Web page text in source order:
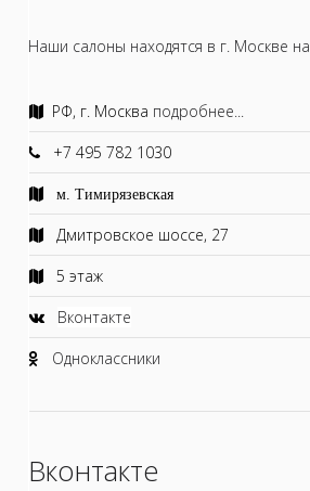
Наши салоны находятся в г. Москве
РФ, г. Москва подробнее...
+7 495 782 1030
м. Тимирязевская
Дмитровское шоссе, 27
5 этаж
Вконтакте
Одноклассники
Вконтакте